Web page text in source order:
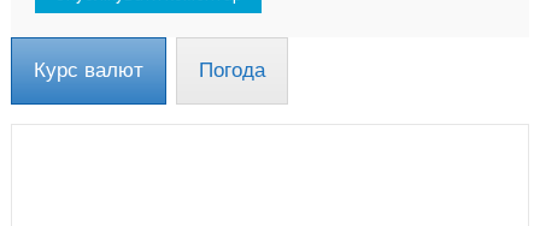
Курс валют Погода